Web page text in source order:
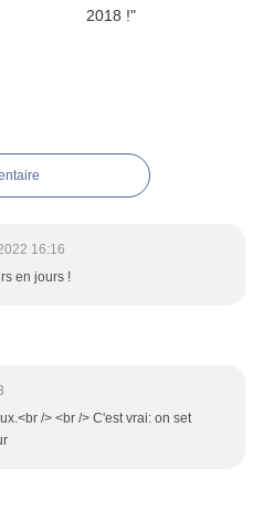
16:16
en jours !
/> <br /> C'est vrai: on set